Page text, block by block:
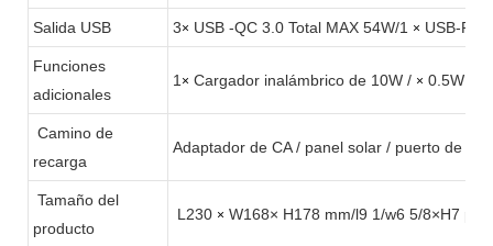
Salida USB 3× USB -QC 3.0 Total MAX 54W/1 × USB-PD
Funciones
adicionales
1 × Cargador inalámbrico de 10W / × 0.5W
Camino de
recarga
Adaptador de CA / panel solar / puerto de
Tamaño del
producto
L230 × W168× H178 mm/l9 1/w6 5/8×H7